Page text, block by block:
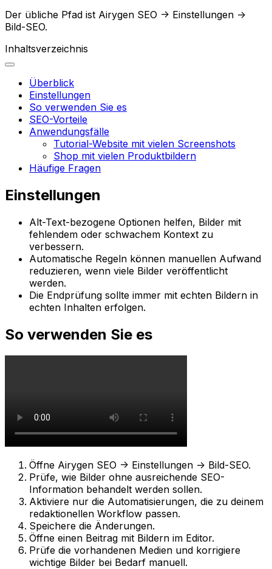
Der übliche Pfad ist Airygen SEO -> Einstellungen ->
Bild-SEO.
Inhaltsverzeichnis
Überblick
Einstellungen
So verwenden Sie es
SEO-Vorteile
Anwendungsfälle
Tutorial-Website mit vielen Screenshots
Shop mit vielen Produktbildern
Häufige Fragen
Einstellungen
Alt-Text-bezogene Optionen helfen, Bilder mit
fehlendem oder schwachem Kontext zu
verbessern.
Automatische Regeln können manuellen Aufwand
reduzieren, wenn viele Bilder veröffentlicht
werden.
Die Endprüfung sollte immer mit echten Bildern in
echten Inhalten erfolgen.
So verwenden Sie es
Öffne Airygen SEO -> Einstellungen -> Bild-SEO.
Prüfe, wie Bilder ohne ausreichende SEO-
Information behandelt werden sollen.
Aktiviere nur die Automatisierungen, die zu deinem
redaktionellen Workflow passen.
Speichere die Änderungen.
Öffne einen Beitrag mit Bildern im Editor.
Prüfe die vorhandenen Medien und korrigiere
wichtige Bilder bei Bedarf manuell.